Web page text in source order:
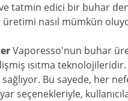
tatmin edici bir buhar
nasıl mümkün
Vaporesso'nun buhar
ısıtma
sağlıyor. Bu sayede,
seçenekleriyle,